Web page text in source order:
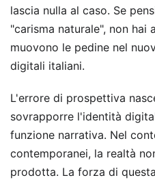
lascia nulla al caso. Se
"carisma naturale", non hai
muovono le pedine nel
digitali italiani.
L'errore di prospettiva
sovrapporre l'identità
funzione narrativa. Nel
contemporanei, la realtà
prodotta. La forza di